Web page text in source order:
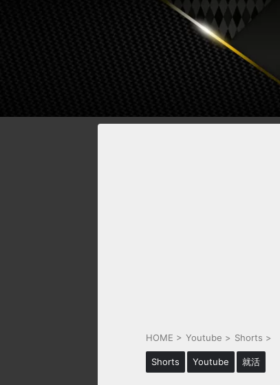
HOME > Youtube > Shorts >
Shorts Youtube 就活